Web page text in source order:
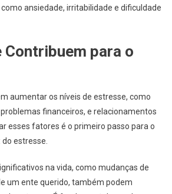
ansiedade, irritabilidade e dificuldade
Contribuem para o
aumentar os níveis de estresse, como
financeiros, e relacionamentos
esses fatores é o primeiro passo para o
estresse.
na vida, como mudanças de
um ente querido, também podem